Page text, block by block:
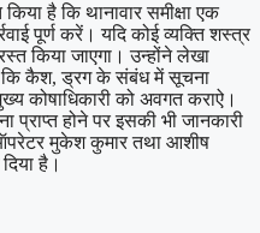
है कि थानावार समीक्षा एक
पूर्ण करें। यदि कोई व्यक्ति शस्त्र
किया जाएगा। उन्होंने लेखा
कि कैश, ड्रग के संबंध में सूचना
कोषाधिकारी को अवगत कराऐ।
होने पर इसकी भी जानकारी
मुकेश कुमार तथा आशीष
है।